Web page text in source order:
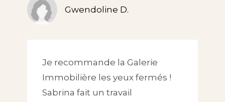
Gwendoline D.
Je recommande la Galerie
Immobilière les yeux fermés !
Sabrina fait un travail